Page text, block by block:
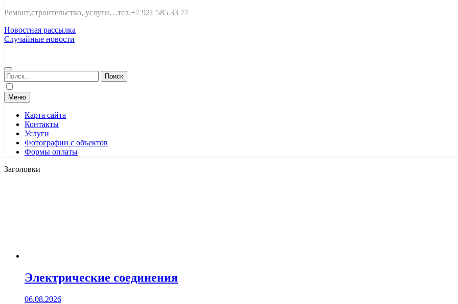
Ремонт,строительство, услуги…тел.+7 921 585 33 77
Новостная рассылка
Случайные новости
Найти:
Меню
Карта сайта
Контакты
Услуги
Фотографии с объектов
Формы оплаты
Заголовки
Электрические соединения
06.08.2026